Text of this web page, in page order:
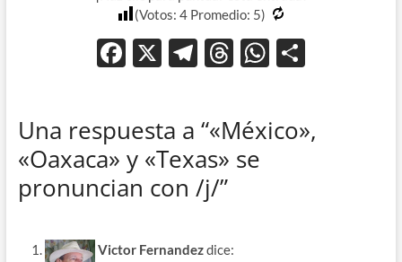
(Votos: 4Promedio: 5)
F
b
o
o
X T
gr
a
m
T
a
ds
W
s
p
Una respuesta a “«México»,
«Oaxaca» y «Texas» se
pronuncian con /j/”
Victor Fernandezdice: